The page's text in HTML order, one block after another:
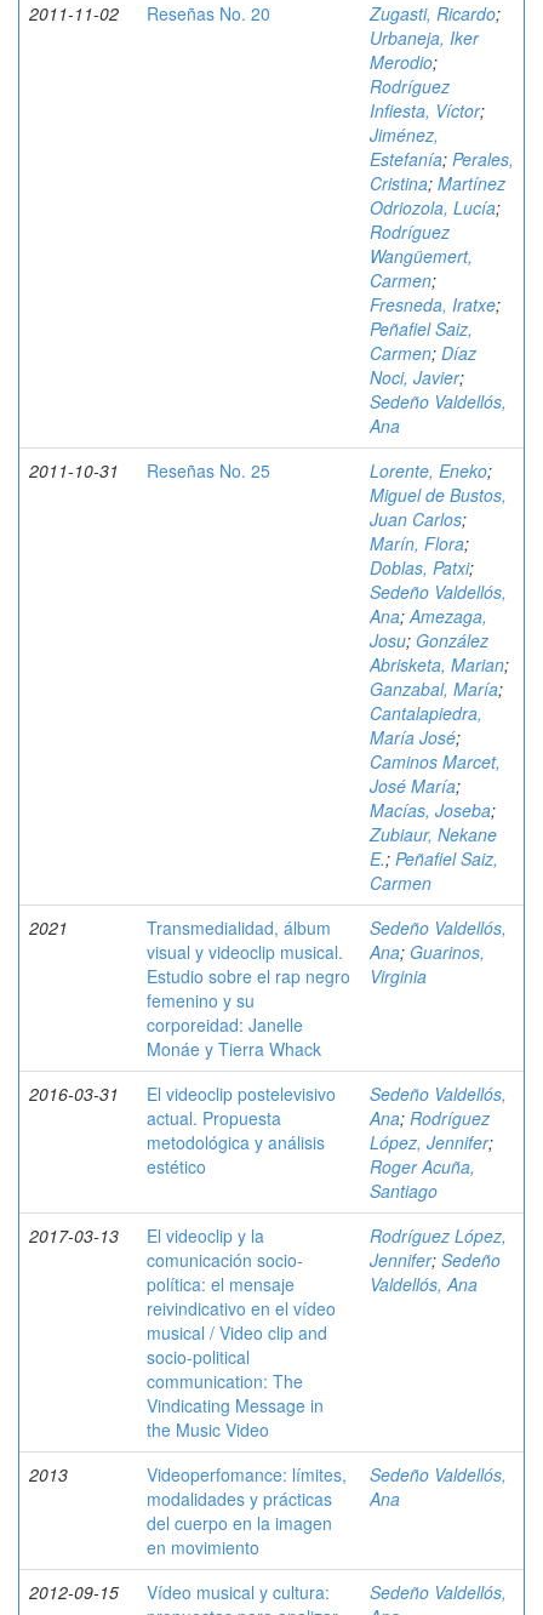
2011-11-02 Reseñas No. 20 Zugasti, Ricardo;
Urbaneja, Iker
Merodio;
Rodríguez
Infiesta, Víctor;
Jiménez,
Estefanía; Perales,
Cristina; Martínez
Odriozola, Lucía;
Rodríguez
Wangüemert,
Carmen;
Fresneda, Iratxe;
Peñafiel Saiz,
Carmen; Díaz
Noci, Javier;
Sedeño Valdellós,
Ana
2011-10-31
Reseñas No. 25 Lorente, Eneko;
Miguel de Bustos,
Juan Carlos;
Marín, Flora;
Doblas, Patxi;
Sedeño Valdellós,
Ana;Amezaga,
Josu; González
Abrisketa, Marian;
Ganzabal, María;
Cantalapiedra,
María José;
Caminos Marcet,
José María;
Macías, Joseba;
Zubiaur, Nekane
E.; Peñafiel Saiz,
Carmen
2021
Transmedialidad, álbum
visual y videoclip musical.
Estudio sobre el rap negro
femenino y su
corporeidad: Janelle
Monáe y Tierra Whack
Sedeño Valdellós,
Ana; Guarinos,
Virginia
2016-03-31
El videoclip postelevisivo
actual. Propuesta
metodológica y análisis
estético
Sedeño Valdellós,
Ana; Rodríguez
López, Jennifer;
Roger Acuña,
Santiago
2017-03-13
El videoclip y la
comunicación socio-
política: el mensaje
reivindicativo en el vídeo
musical / Video clip and
socio-political
communication: The
Vindicating Message in
the Music Video
Rodríguez López,
Jennifer; Sedeño
Valdellós, Ana
2013
Videoperfomance: límites,
modalidades y prácticas
del cuerpo en la imagen
en movimiento
Sedeño Valdellós,
Ana
2012-09-15
Vídeo musical y cultura:
Sedeño Valdellós,